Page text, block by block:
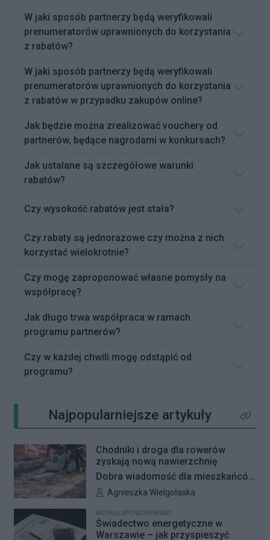
W jaki sposób partnerzy będą weryfikowali
prenumeratorów uprawnionych do korzystania
z rabatów?
W jaki sposób partnerzy będą weryfikowali
prenumeratorów uprawnionych do korzystania
z rabatów w przypadku zakupów online?
Jak będzie można zrealizować vouchery od
partnerów, będące nagrodami w konkursach?
Jak ustalane są szczegółowe warunki
rabatów?
Czy wysokość rabatów jest stała?
Czy rabaty są jednorazowe czy można z nich
korzystać wielokrotnie?
Czy mogę zaproponować własne pomysły na
współpracę?
Jak długo trwa współpraca w ramach
programu partnerów?
Czy w każdej chwili mogę odstąpić od
programu?
Najpopularniejsze artykuły Kliknij
Chodniki i droga dla rowerów
zyskają nową nawierzchnię
Dobra wiadomość dla mieszkańców
Woli i Żoliborza. Zarząd Dróg
remonty infrastruktury dla pieszych
i rowerzystów. Oferty w
Autor artykułu:
Agnieszka Wielgołaska
ARTYKUŁ SPONSOROWANY
Świadectwo energetyczne w
Warszawie – jak przyspieszyć